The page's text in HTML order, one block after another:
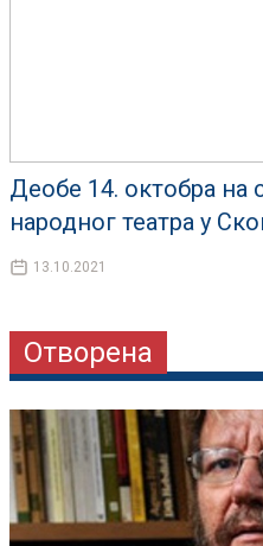
Деобе 14. октобра
народног театра у
13.10.2021
Отворена